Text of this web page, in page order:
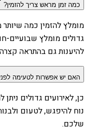
כמה זמן מראש צריך להזמין?
מומלץ להזמין כמה שיותר
גדולים מומלץ שבועיים-
להיענות גם בהתראה קצרה יותר (24-48 שעות),
האם יש אפשרות לטעימה
כן, לאירועים גדולים
נוח להיפגש, לטעום
שלכם.